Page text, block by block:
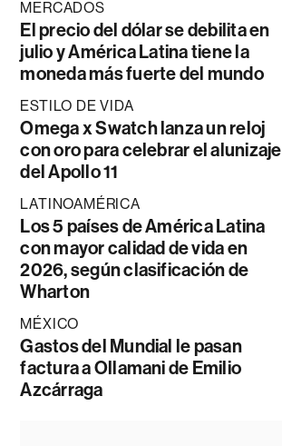
MERCADOS
El precio del dólar se debilita en
julio y América Latina tiene la
moneda más fuerte del mundo
ESTILO DE VIDA
Omega x Swatch lanza un reloj
con oro para celebrar el alunizaje
del Apollo 11
LATINOAMÉRICA
Los 5 países de América Latina
con mayor calidad de vida en
2026, según clasificación de
Wharton
MÉXICO
Gastos del Mundial le pasan
factura a Ollamani de Emilio
Azcárraga